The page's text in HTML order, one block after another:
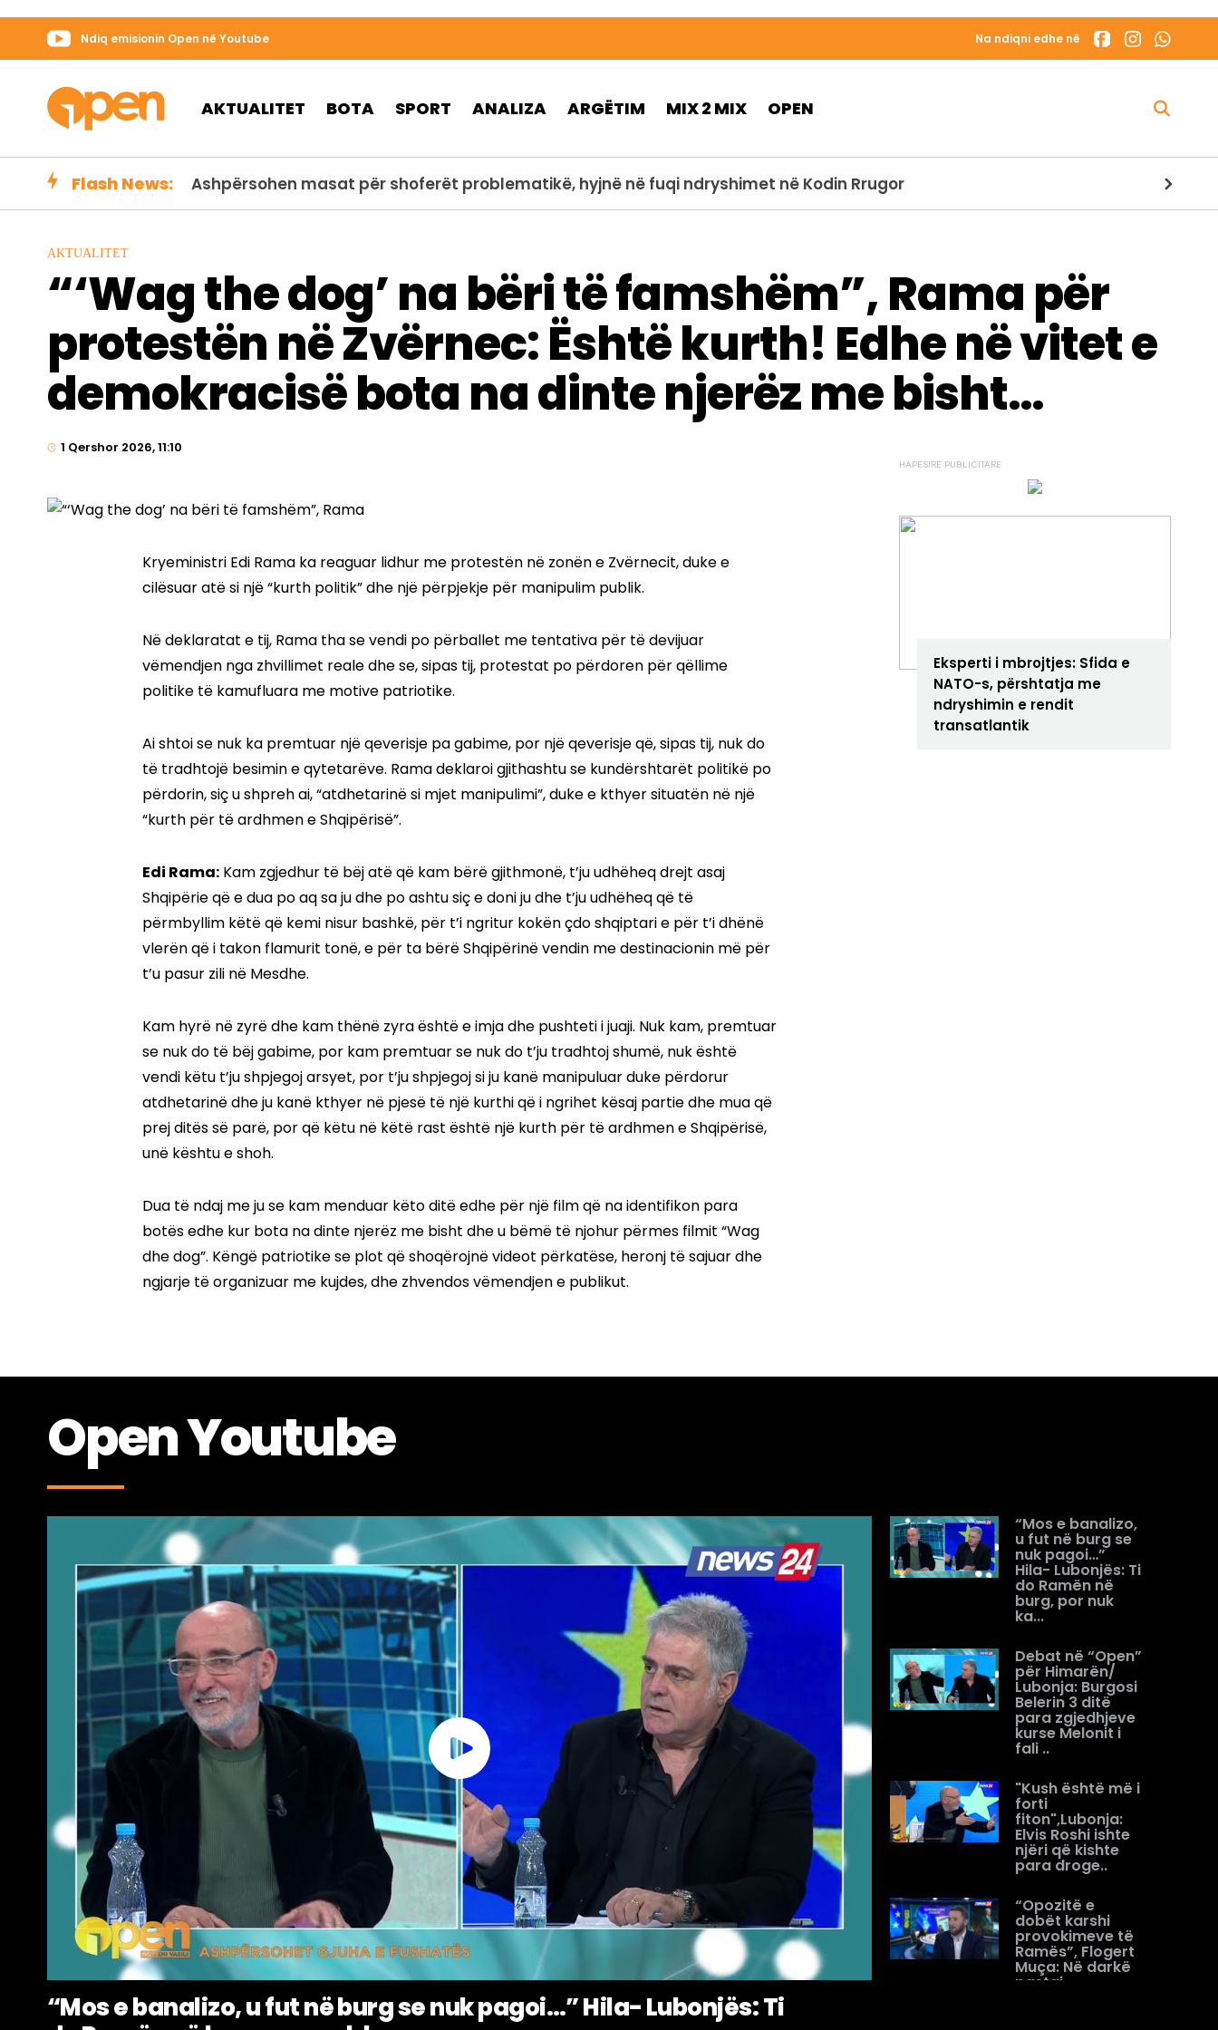
Ndiq emisionin Open në Youtube Na ndiqni edhe në
AKTUALITET BOTA SPORT ANALIZA ARGËTIM MIX 2 MIX OPEN
Flash News: FOTO/ Ulja e nivelit të Danubit zbulon themelet e një ure të lashtë të Kostandinit të Madh
AKTUALITET
“‘Wag the dog’ na bëri të famshëm”, Rama për
protestën në Zvërnec: Është kurth! Edhe në vitet e
demokracisë bota na dinte njerëz me bisht…
1 Qershor 2026, 11:10
Kryeministri Edi Rama ka reaguar lidhur me protestën në zonën e Zvërnecit, duke e
cilësuar atë si një “kurth politik” dhe një përpjekje për manipulim publik.
Në deklaratat e tij, Rama tha se vendi po përballet me tentativa për të devijuar
vëmendjen nga zhvillimet reale dhe se, sipas tij, protestat po përdoren për qëllime
politike të kamufluara me motive patriotike.
Ai shtoi se nuk ka premtuar një qeverisje pa gabime, por një qeverisje që, sipas tij, nuk do
të tradhtojë besimin e qytetarëve. Rama deklaroi gjithashtu se kundërshtarët politikë po
përdorin, siç u shpreh ai, “atdhetarinë si mjet manipulimi”, duke e kthyer situatën në një
“kurth për të ardhmen e Shqipërisë”.
Edi Rama: Kam zgjedhur të bëj atë që kam bërë gjithmonë, t’ju udhëheq drejt asaj
Shqipërie që e dua po aq sa ju dhe po ashtu siç e doni ju dhe t’ju udhëheq që të
përmbyllim këtë që kemi nisur bashkë, për t’i ngritur kokën çdo shqiptari e për t’i dhënë
vlerën që i takon flamurit tonë, e për ta bërë Shqipërinë vendin me destinacionin më për
t’u pasur zili në Mesdhe.
Kam hyrë në zyrë dhe kam thënë zyra është e imja dhe pushteti i juaji. Nuk kam, premtuar
se nuk do të bëj gabime, por kam premtuar se nuk do t’ju tradhtoj shumë, nuk është
vendi këtu t’ju shpjegoj arsyet, por t’ju shpjegoj si ju kanë manipuluar duke përdorur
atdhetarinë dhe ju kanë kthyer në pjesë të një kurthi që i ngrihet kësaj partie dhe mua që
prej ditës së parë, por që këtu në këtë rast është një kurth për të ardhmen e Shqipërisë,
unë kështu e shoh.
Dua të ndaj me ju se kam menduar këto ditë edhe për një film që na identifikon para
botës edhe kur bota na dinte njerëz me bisht dhe u bëmë të njohur përmes filmit “Wag
dhe dog”. Këngë patriotike se plot që shoqërojnë videot përkatëse, heronj të sajuar dhe
ngjarje të organizuar me kujdes, dhe zhvendos vëmendjen e publikut.
Eksperti i mbrojtjes: Sfida e
NATO-s, përshtatja me
ndryshimin e rendit
transatlantik
Open Youtube
“Mos e banalizo, u fut në burg se nuk pagoi…” Hila- Lubonjës: Ti
“Mos e banalizo,
u fut në burg se
nuk pagoi…”
Hila- Lubonjës: Ti
do Ramën në
burg, por nuk
ka...
Debat në “Open”
për Himarën/
Lubonja: Burgosi
Belerin 3 ditë
para zgjedhjeve
kurse Melonit i
fali ..
"Kush është më i
forti
fiton",Lubonja:
Elvis Roshi ishte
njëri që kishte
para droge..
“Opozitë e
dobët karshi
provokimeve të
Ramës”, Flogert
Muça: Në darkë
pastaj